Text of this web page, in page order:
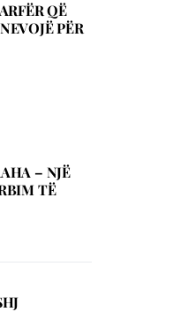
QË
PËR
– NJЁ
TЁ